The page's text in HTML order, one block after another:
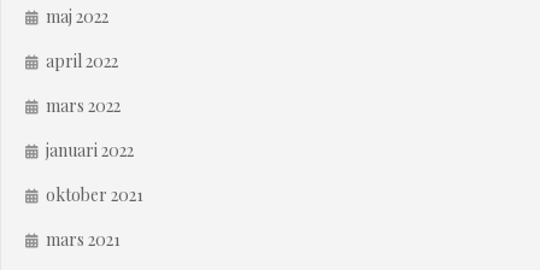
maj 2022
april 2022
mars 2022
januari 2022
oktober 2021
mars 2021